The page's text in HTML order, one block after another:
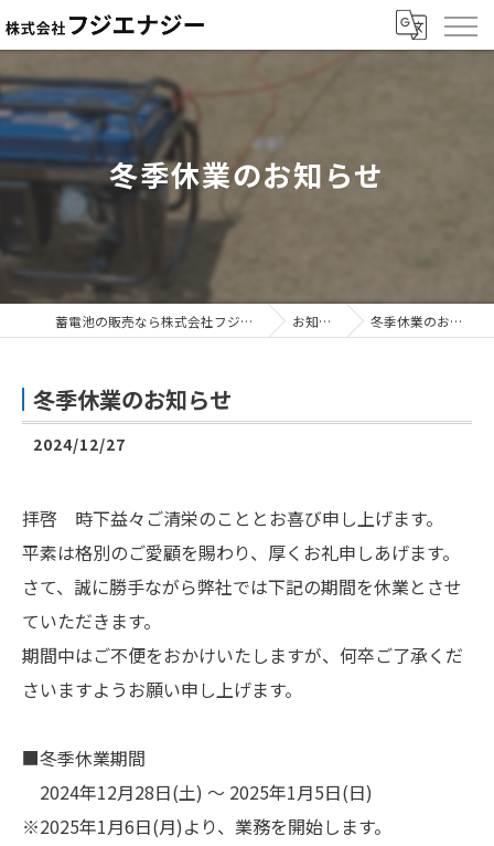
冬季休業のお知らせ
蓄電池の販売なら株式会社フジエナジー お知らせ 冬季休業のお知らせ
冬季休業のお知らせ
2024/12/27
拝啓 時下益々ご清栄のこととお喜び申し上げます。
平素は格別のご愛顧を賜わり、厚くお礼申しあげます。
さて、誠に勝手ながら弊社では下記の期間を休業とさせ
ていただきます。
期間中はご不便をおかけいたしますが、何卒ご了承くだ
さいますようお願い申し上げます。
■冬季休業期間
2024年12月28日(土) ～ 2025年1月5日(日)
※2025年1月6日(月)より、業務を開始します。